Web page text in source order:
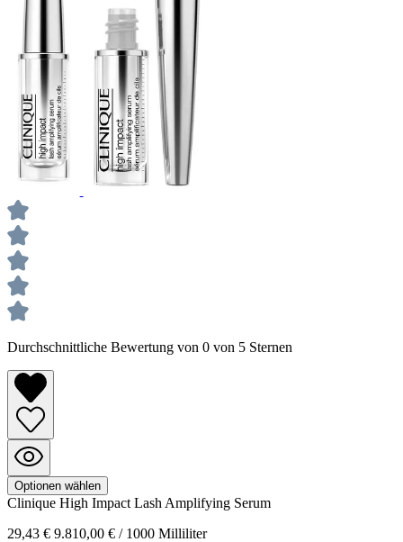
Durchschnittliche Bewertung von 0 von 5 Sternen
Optionen wählen
Clinique High Impact Lash Amplifying Serum
29,43 € 9.810,00 € / 1000 Milliliter